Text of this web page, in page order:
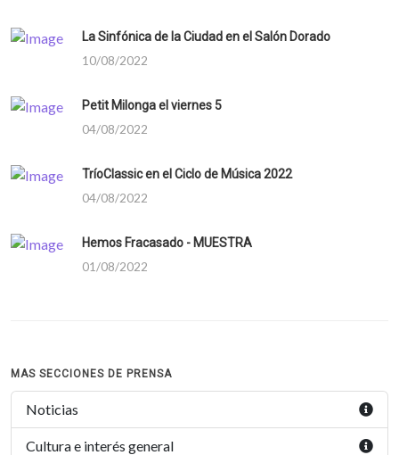
La Sinfónica de la Ciudad en el Salón Dorado
10/08/2022
Petit Milonga el viernes 5
04/08/2022
TríoClassic en el Ciclo de Música 2022
04/08/2022
Hemos Fracasado - MUESTRA
01/08/2022
MAS SECCIONES DE PRENSA
Noticias
Cultura e interés general